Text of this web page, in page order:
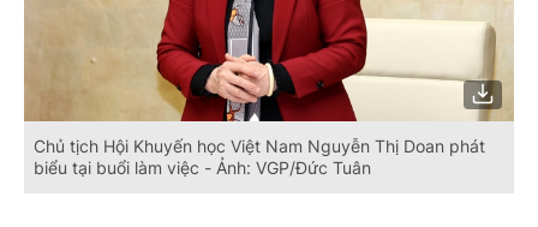
Chủ tịch Hội Khuyến học Việt Nam Nguyễn Thị Doan phát
biểu tại buổi làm việc - Ảnh: VGP/Đức Tuân